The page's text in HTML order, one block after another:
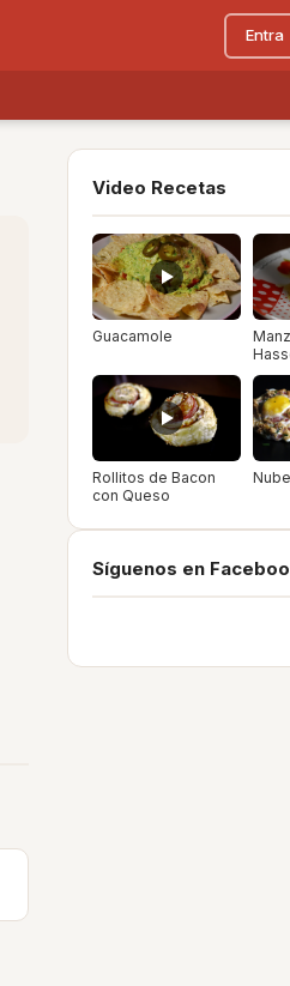
Entra
Video Recetas
Guacamole
Rollitos de Bacon
con Queso
Síguenos en